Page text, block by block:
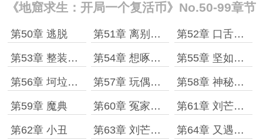
《地窟求生：开局一个复活币》No.50-99章节
第50章 逃脱 第51章 离别的吻 第52章 口舌之争
第53章 整装待发 第54章 想啄我屁股 第55章 坚如磐石的防护甲
第56章 坷垃手弩碎了 第57章 玩偶兔的锤子 第58章 神秘大奖
第59章 魔典 第60章 冤家路窄 第61章 刘芒最后的胜利者?
第62章 小丑 第63章 刘芒的死 第64章 又遇商贩哥布林